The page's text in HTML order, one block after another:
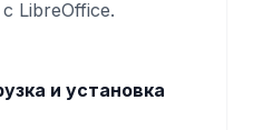
LibreOffice.
и установка